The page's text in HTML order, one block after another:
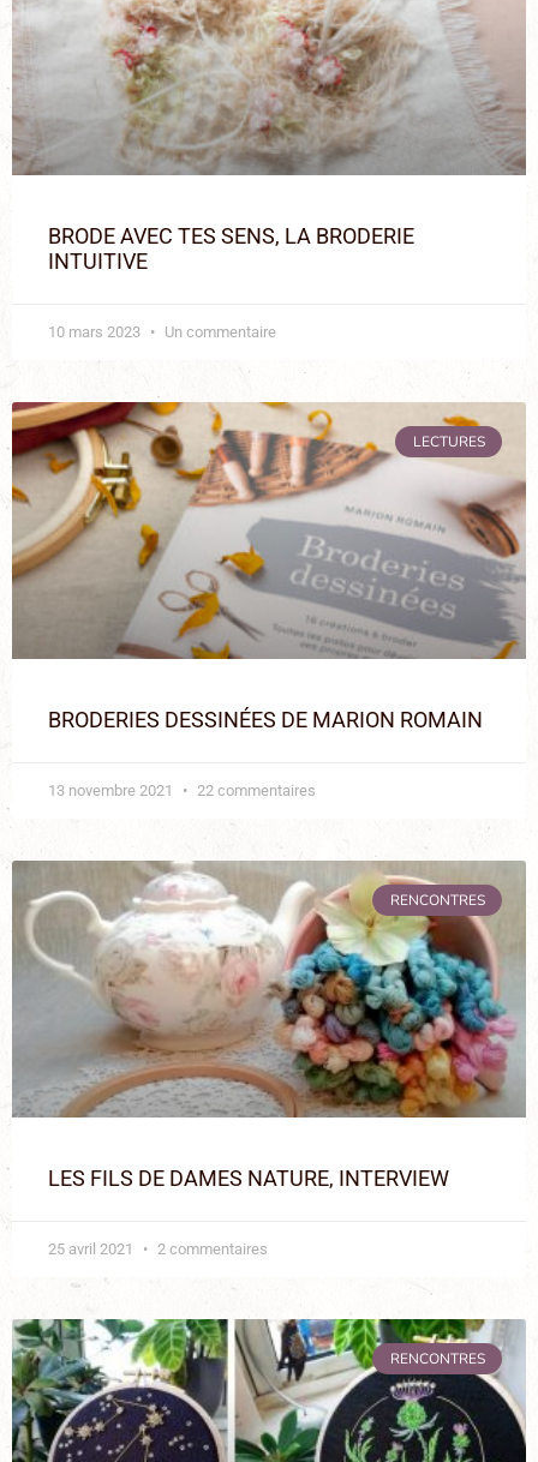
BRODE AVEC TES SENS, LA BRODERIE
INTUITIVE
10 mars 2023 Un commentaire
LECTURES
BRODERIES DESSINÉES DE MARION ROMAIN
13 novembre 2021 22 commentaires
RENCONTRES
LES FILS DE DAMES NATURE, INTERVIEW
25 avril 2021 2 commentaires
RENCONTRES